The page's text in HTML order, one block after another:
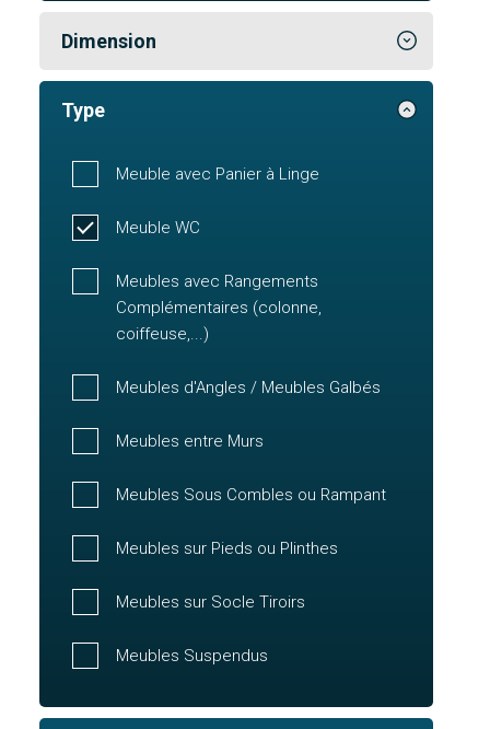
Dimension
Type
Meuble avec Panier à Linge
Meuble WC
Meubles avec Rangements
Complémentaires (colonne,
coiffeuse,...)
Meubles d'Angles / Meubles Galbés
Meubles entre Murs
Meubles Sous Combles ou Rampant
Meubles sur Pieds ou Plinthes
Meubles sur Socle Tiroirs
Meubles Suspendus